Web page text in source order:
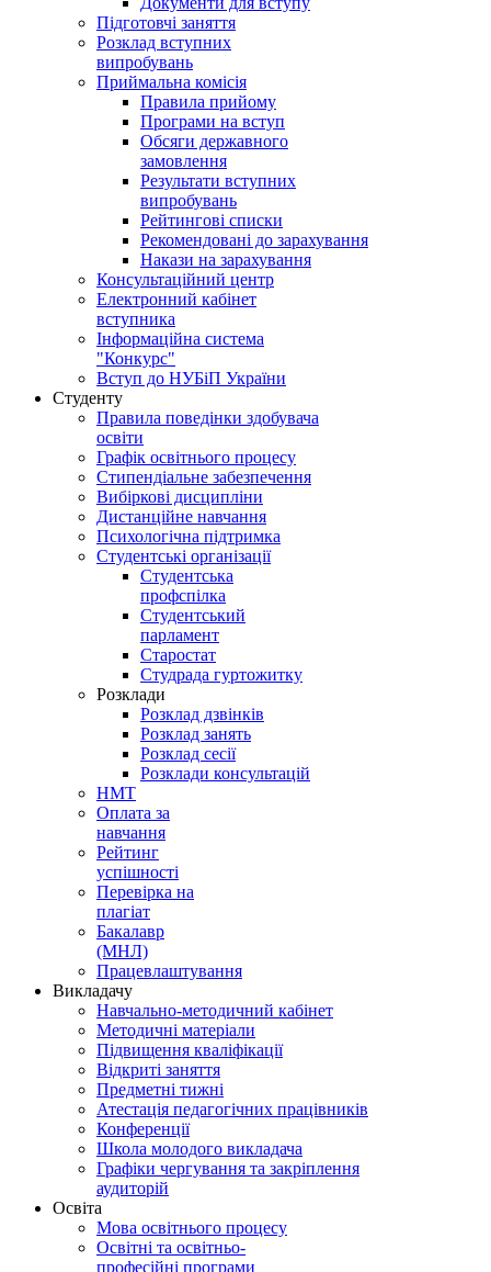
Підготовчі заняття
Розклад вступних
випробувань
Приймальна комісія
Правила прийому
Програми на вступ
Обсяги державного
замовлення
Результати вступних
випробувань
Рейтингові списки
Рекомендовані до зарахування
Накази на зарахування
Консультаційний центр
Електронний кабінет
вступника
Інформаційна система
"Конкурс"
Вступ до НУБіП України
Студенту
Правила поведінки здобувача
освіти
Графік освітнього процесу
Стипендіальне забезпечення
Вибіркові дисципліни
Дистанційне навчання
Психологічна підтримка
Студентські організації
Студентська
профспілка
Студентський
парламент
Старостат
Студрада гуртожитку
Розклади
Розклад дзвінків
Розклад занять
Розклад сесії
Розклади консультацій
НМТ
Оплата за
навчання
Рейтинг
успішності
Перевірка на
плагіат
Бакалавр
(МНЛ)
Працевлаштування
Викладачу
Навчально-методичний кабінет
Методичні матеріали
Підвищення кваліфікації
Відкриті заняття
Предметні тижні
Атестація педагогічних працівників
Конференції
Школа молодого викладача
Графіки чергування та закріплення
аудиторій
Освіта
Мова освітнього процесу
Освітні та освітньо-
професійні програми